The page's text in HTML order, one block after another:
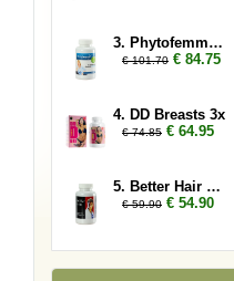
3. Phytofemme 6x
€ 101.70 € 84.75
4. DD Breasts 3x
€ 74.85 € 64.95
5. Better Hair Man 2x
€ 59.90 € 54.90